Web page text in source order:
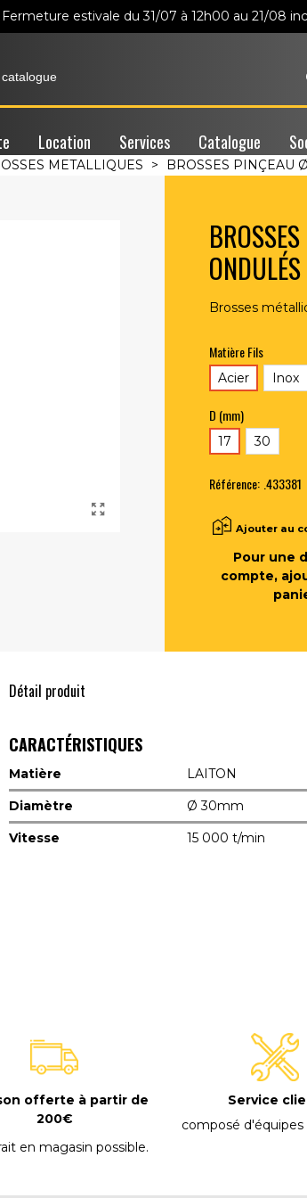
Fermeture estivale du 31/07 à 12h00 au 21/08
Location Services Catalogue
METALLIQUES > BROSSES PINÇEAU
Brosses
Matière Fils
Acier Inox
D (mm)
17 30
Référence: .433381
Ajouter au
Pour une
compte,
Détail produit
CARACTÉRISTIQUES
Matière
LAITON
Diamètre
Ø 30mm
Vitesse
15 000 t/min
offerte à partir de
200€
en magasin possible.
Service
composé d'équipes